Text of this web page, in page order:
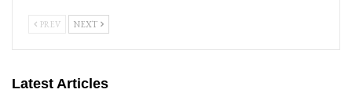
PREV NEXT
Latest Articles